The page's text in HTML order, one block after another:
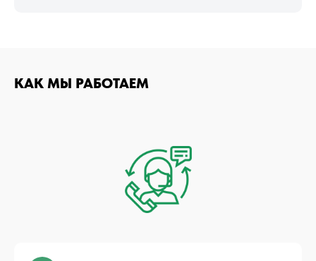
КАК МЫ РАБОТАЕМ